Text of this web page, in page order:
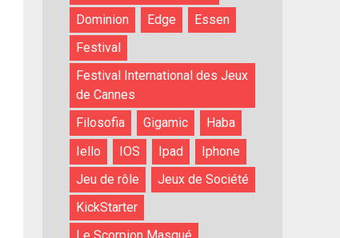
Dominion
Edge
Essen
Festival
Festival International des Jeux
de Cannes
Filosofia
Gigamic
Haba
Iello
IOS Ipad
Iphone
Jeu de rôle
Jeux de Société
KickStarter